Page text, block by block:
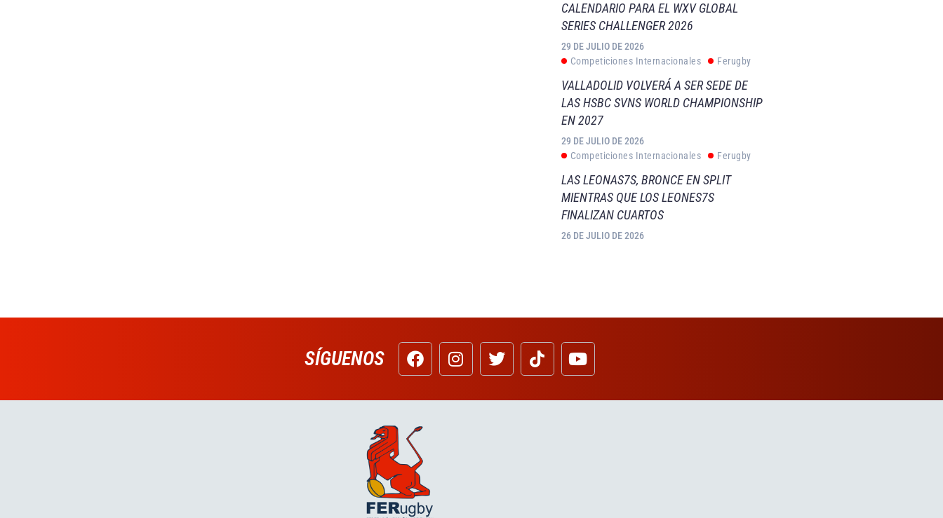
CALENDARIO PARA EL WXV GLOBAL
SERIES CHALLENGER 2026
29 DE JULIO DE 2026
Competiciones Internacionales
Ferugby
VALLADOLID VOLVERÁ A SER SEDE DE
LAS HSBC SVNS WORLD CHAMPIONSHIP
EN 2027
29 DE JULIO DE 2026
Competiciones Internacionales
Ferugby
LAS LEONAS7S, BRONCE EN SPLIT
MIENTRAS QUE LOS LEONES7S
FINALIZAN CUARTOS
26 DE JULIO DE 2026
SÍGUENOS